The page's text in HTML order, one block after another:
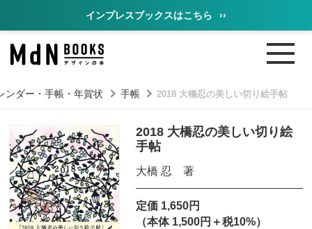
インプレスブックスはこちら ››
ンダー・手帳・年賀状 手帳 2018 大橋忍の美しい切り絵手帖
2018 大橋忍の美しい切り絵
手帖
大橋 忍 著
定価 1,650円
（本体 1,500円＋税10%）